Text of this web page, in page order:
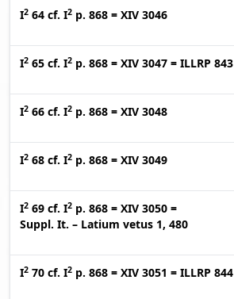
I2 64 cf. I2 p. 868 = XIV 3046
I2 65 cf. I2 p. 868 = XIV 3047 = ILLRP 843
I2 66 cf. I2 p. 868 = XIV 3048
I2 68 cf. I2 p. 868 = XIV 3049
I2 69 cf. I2 p. 868 = XIV 3050 =
Suppl. It. – Latium vetus 1, 480
I2 70 cf. I2 p. 868 = XIV 3051 = ILLRP 844